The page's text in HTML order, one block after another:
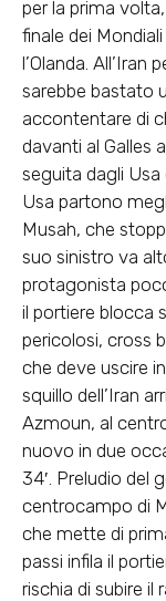
per la prima
finale dei
l’Olanda .
sarebbe bastato
accontentare di
davanti al Galles
seguita dagli
Usa partono
Musah, che
suo sinistro va
protagonista
il portiere blocca
pericolosi, cross
che deve uscire
squillo dell’Iran
Azmoun, al
nuovo in due
34′. Preludio del
centrocampo di
che mette di
passi infila il
rischia di subire il